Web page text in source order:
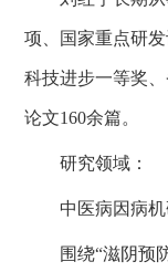
项、国家重点研
科技进步一等奖
论文160余篇。
研究领域：
中医病因病机
围绕“滋阴预